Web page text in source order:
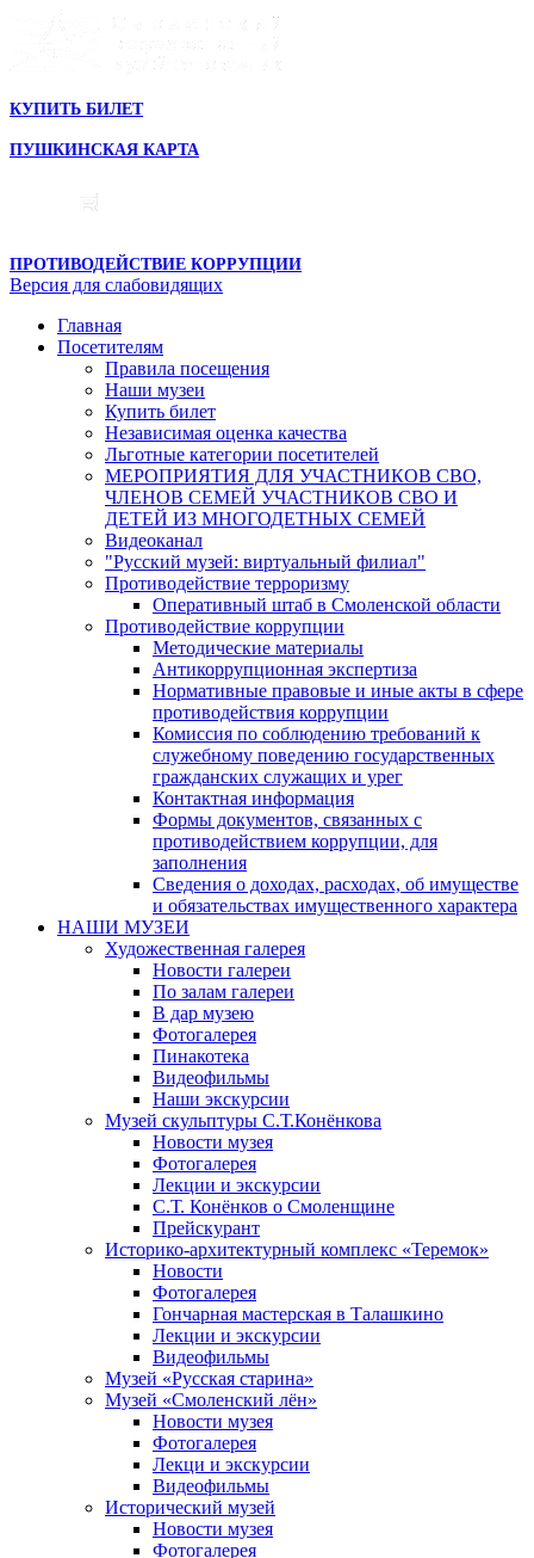
КУПИТЬ БИЛЕТ
ПУШКИНСКАЯ КАРТА
ПРОТИВОДЕЙСТВИЕ КОРРУПЦИИ
Версия для слабовидящих
Главная
Посетителям
Правила посещения
Наши музеи
Купить билет
Независимая оценка качества
Льготные категории посетителей
МЕРОПРИЯТИЯ ДЛЯ УЧАСТНИКОВ СВО,
ЧЛЕНОВ СЕМЕЙ УЧАСТНИКОВ СВО И
ДЕТЕЙ ИЗ МНОГОДЕТНЫХ СЕМЕЙ
Видеоканал
"Русский музей: виртуальный филиал"
Противодействие терроризму
Оперативный штаб в Смоленской области
Противодействие коррупции
Методические материалы
Антикоррупционная экспертиза
Нормативные правовые и иные акты в сфере
противодействия коррупции
Комиссия по соблюдению требований к
служебному поведению государственных
гражданских служащих и урег
Контактная информация
Формы документов, связанных с
противодействием коррупции, для
заполнения
Сведения о доходах, расходах, об имуществе
и обязательствах имущественного характера
НАШИ МУЗЕИ
Художественная галерея
Новости галереи
По залам галереи
В дар музею
Фотогалерея
Пинакотека
Видеофильмы
Наши экскурсии
Музей скульптуры С.Т.Конёнкова
Новости музея
Фотогалерея
Лекции и экскурсии
С.Т. Конёнков о Смоленщине
Прейскурант
Историко-архитектурный комплекс «Теремок»
Новости
Фотогалерея
Гончарная мастерская в Талашкино
Лекции и экскурсии
Видеофильмы
Музей «Русская старина»
Музей «Смоленский лён»
Новости музея
Фотогалерея
Лекци и экскурсии
Видеофильмы
Исторический музей
Новости музея
Фотогалерея